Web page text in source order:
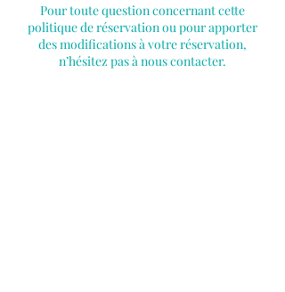
Pour toute question concernant cette
politique de réservation ou pour apporter
des modifications à votre réservation,
n’hésitez pas à nous contacter.